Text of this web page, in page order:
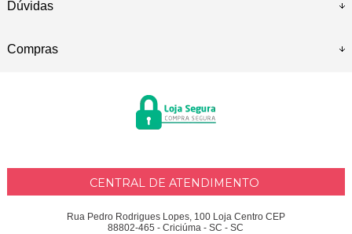
Dúvidas
Compras
CENTRAL DE ATENDIMENTO
Rua Pedro Rodrigues Lopes, 100 Loja Centro CEP
88802-465 - Criciúma - SC - SC